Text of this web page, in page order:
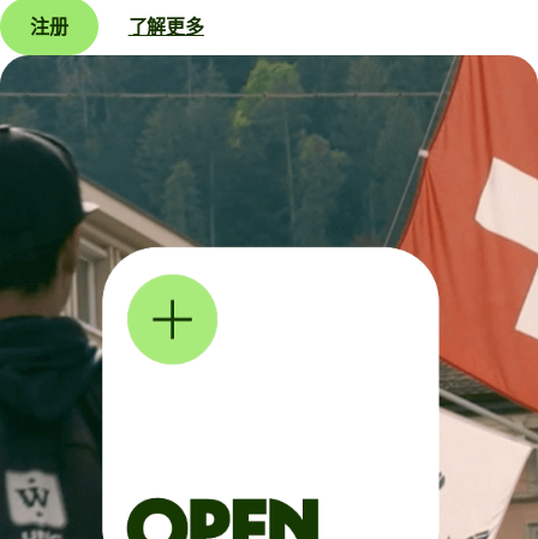
注册 了解更多